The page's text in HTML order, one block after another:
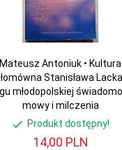
Mateusz Antoniuk • Kultura
Stanisława
młodopolskiej
mowy i milczenia
Produkt dostępny!
14,00 PLN